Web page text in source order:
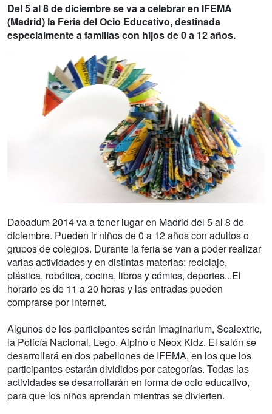
Del 5 al 8 de diciembre se va a celebrar en IFEMA
(Madrid) la Feria del Ocio Educativo, destinada
especialmente a familias con hijos de 0 a 12 años.
Dabadum 2014 va a tener lugar en Madrid del 5 al 8 de
diciembre. Pueden ir niños de 0 a 12 años con adultos o
grupos de colegios. Durante la feria se van a poder realizar
varias actividades y en distintas materias: reciclaje,
plástica, robótica, cocina, libros y cómics, deportes...El
horario es de 11 a 20 horas y las entradas pueden
comprarse por Internet.
Algunos de los participantes serán Imaginarium, Scalextric,
la Policía Nacional, Lego, Alpino o Neox Kidz. El salón se
desarrollará en dos pabellones de IFEMA, en los que los
participantes estarán divididos por categorías. Todas las
actividades se desarrollarán en forma de ocio educativo,
para que los niños aprendan mientras se divierten.